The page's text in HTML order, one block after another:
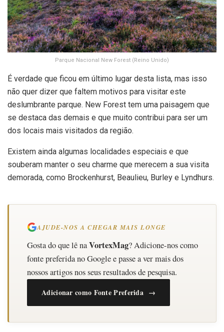
Parque Nacional New Forest (Reino Unido)
É verdade que ficou em último lugar desta lista, mas isso
não quer dizer que faltem motivos para visitar este
deslumbrante parque. New Forest tem uma paisagem que
se destaca das demais e que muito contribui para ser um
dos locais mais visitados da região.
Existem ainda algumas localidades especiais e que
souberam manter o seu charme que merecem a sua visita
demorada, como Brockenhurst, Beaulieu, Burley e Lyndhurs.
AJUDE-NOS A CHEGAR MAIS LONGE
Gosta do que lê naVortexMag? Adicione-nos como
fonte preferida no Google e passe a ver mais dos
nossos artigos nos seus resultados de pesquisa.
Adicionar como Fonte Preferida →